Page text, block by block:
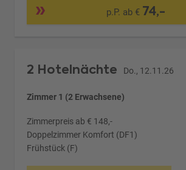
p.P. ab € 74,-
2 Hotelnächte Do., 12.11.26
Zimmer 1 (2 Erwachsene)
Zimmerpreis ab € 148,-
Doppelzimmer Komfort (DF1)
Frühstück (F)